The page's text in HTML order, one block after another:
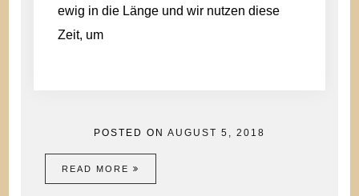
ewig in die Länge und wir nutzen diese
Zeit, um
POSTED ON AUGUST 5, 2018
READ MORE